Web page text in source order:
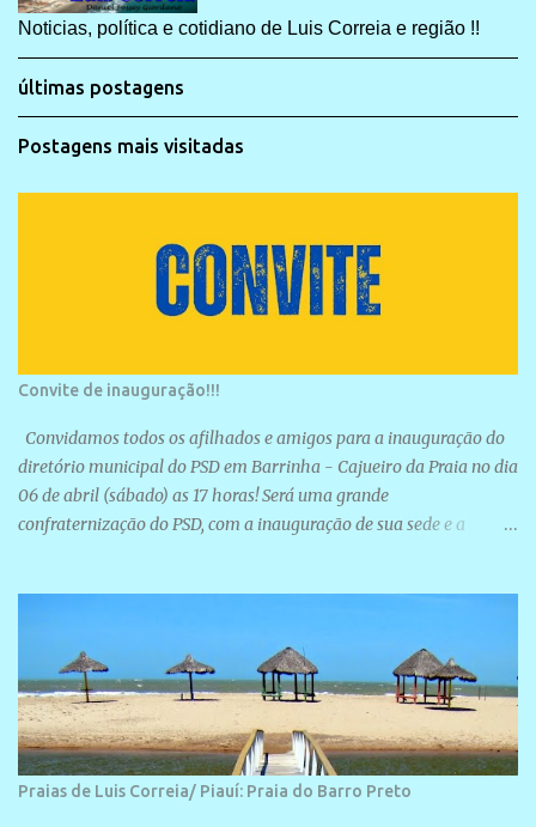
Noticias, política e cotidiano de Luis Correia e região !!
últimas postagens
Postagens mais visitadas
Convite de inauguração!!!
Convidamos todos os afilhados e amigos para a inauguração do
diretório municipal do PSD em Barrinha - Cajueiro da Praia no dia
06 de abril (sábado) as 17 horas! Será uma grande
confraternização do PSD, com a inauguração de sua sede e a
Praias de Luis Correia/ Piauí: Praia do Barro Preto